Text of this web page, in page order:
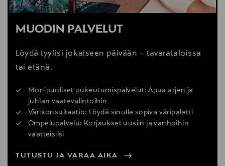
MUODIN PALVELUT
Löydä tyylisi jokaiseen päivään – tavarataloissa
tai etänä.
Monipuoliset pukeutumispalvelut: Apua arjen ja
juhlan vaatevalintoihin
Värikonsultaatio: Löydä sinulle sopiva väripaletti
Ompelupalvelu: Korjaukset uusiin ja vanhoihin
vaatteisiisi
TUTUSTU JA VARAA AIKA